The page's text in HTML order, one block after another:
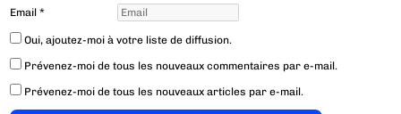
Email*
Oui, ajoutez-moi à votre liste de diffusion.
Prévenez-moi de tous les nouveaux commentaires par e-mail.
Prévenez-moi de tous les nouveaux articles par e-mail.